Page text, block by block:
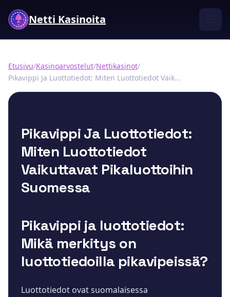
Netti Kasinoita
Etusivu/Kasinoarvostelut/Nettikasinot/
Pikavippi Ja Luottotiedot: Miten Luottotiedot Vaik...
Pikavippi Ja Luottotiedot:
Miten Luottotiedot
Vaikuttavat Pikaluottoihin
Suomessa
Pikavippi ja luottotiedot:
Mikä merkitys on
luottotiedoilla pikavipeissä?
Luottotiedot ovat suomalaisessa